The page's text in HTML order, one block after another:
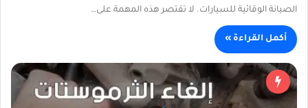
الصيانة الوقائية للسيارات. لا تقتصر هذه المهمة على…
أكمل القراءة »